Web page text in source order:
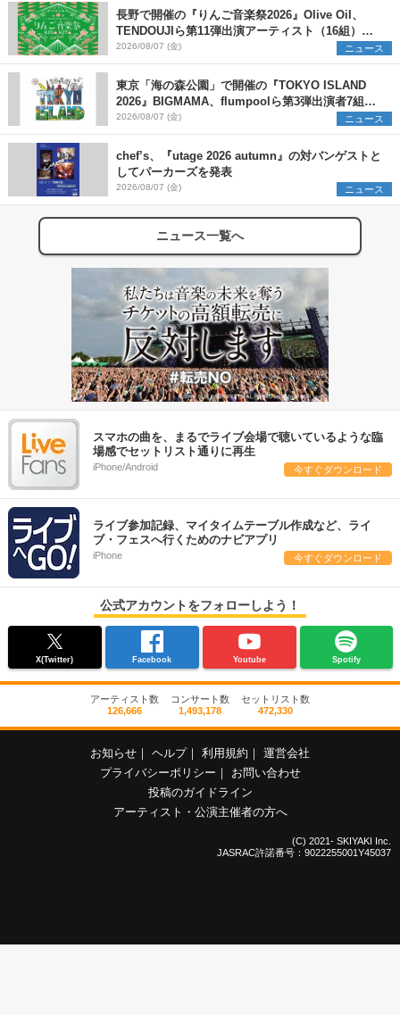
長野で開催の『りんご音楽祭2026』Olive Oil、
TENDOUJIら第11弾出演アーティスト（16組）を
発表
2026/08/07 (金) ニュース
東京「海の森公園」で開催の『TOKYO ISLAND
2026』BIGMAMA、flumpoolら第3弾出演者7組を
発表 ワークショップ・アート出展者を募集
2026/08/07 (金) ニュース
chef’s、『utage 2026 autumn』の対バンゲストと
してパーカーズを発表
2026/08/07 (金) ニュース
ニュース一覧へ
スマホの曲を、まるでライブ会場で聴いているような臨
場感でセットリスト通りに再生
iPhone/Android 今すぐダウンロード
ライブ参加記録、マイタイムテーブル作成など、ライ
ブ・フェスへ行くためのナビアプリ
iPhone 今すぐダウンロード
公式アカウントをフォローしよう！
X(Twitter) Facebook Youtube Spotify
アーティスト数
126,666
コンサート数
1,493,178
セットリスト数
472,330
お知らせ ｜ ヘルプ｜ 利用規約 ｜ 運営会社
プライバシーポリシー ｜
お問い合わせ
投稿のガイドライン
アーティスト・公演主催者の方へ
(C) 2021- SKIYAKI Inc.
JASRAC許諾番号：9022255001Y45037